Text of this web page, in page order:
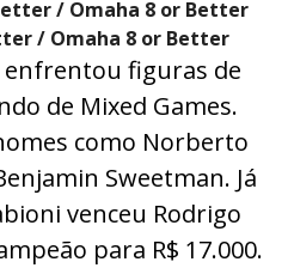
/ Omaha 8 or Better
enfrentou figuras de
de Mixed Games.
como Norberto
Sweetman. Já
venceu Rodrigo
para R$ 17.000.